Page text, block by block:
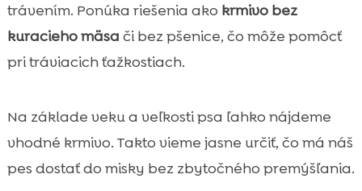
trávením. Ponúka riešenia ako krmivo bez
kuracieho mäsa či bez pšenice, čo môže pomôcť
pri tráviacich ťažkostiach.
Na základe veku a veľkosti psa ľahko nájdeme
vhodné krmivo. Takto vieme jasne určiť, čo má náš
pes dostať do misky bez zbytočného premýšľania.